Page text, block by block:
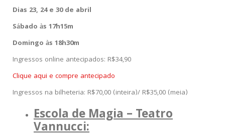
Dias 23, 24 e 30 de abril
Sábado às 17h15m
Domingo às 18h30m
Ingressos online antecipados: R$34,90
Clique aqui e compre antecipado
Ingressos na bilheteria: R$70,00 (inteira)/ R$35,00 (meia)
Escola de Magia – Teatro
Vannucci: